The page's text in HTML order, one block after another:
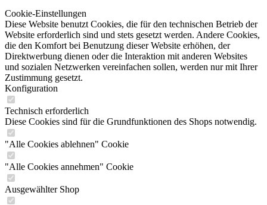
Cookie-Einstellungen
Diese Website benutzt Cookies, die für den technischen Betrieb der
Website erforderlich sind und stets gesetzt werden. Andere Cookies,
die den Komfort bei Benutzung dieser Website erhöhen, der
Direktwerbung dienen oder die Interaktion mit anderen Websites
und sozialen Netzwerken vereinfachen sollen, werden nur mit Ihrer
Zustimmung gesetzt.
Konfiguration
Technisch erforderlich
Diese Cookies sind für die Grundfunktionen des Shops notwendig.
"Alle Cookies ablehnen" Cookie
"Alle Cookies annehmen" Cookie
Ausgewählter Shop